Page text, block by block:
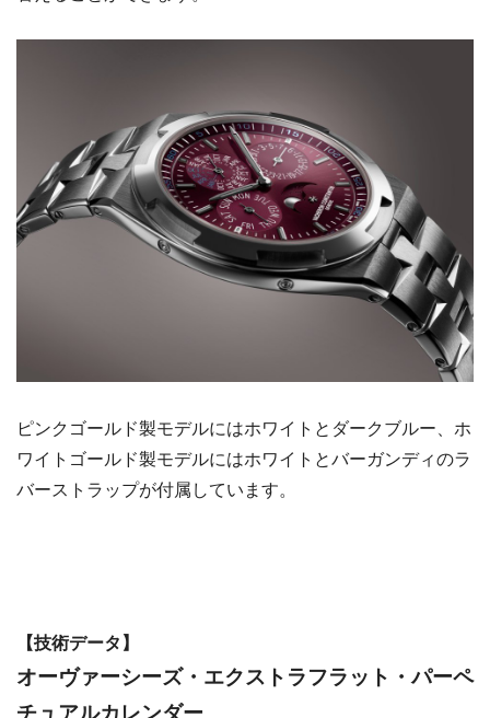
ピンクゴールド製モデルにはホワイトとダークブルー、ホ
ワイトゴールド製モデルにはホワイトとバーガンディのラ
バーストラップが付属しています。
【技術データ】
オーヴァーシーズ・エクストラフラット・パーペ
チュアルカレンダー